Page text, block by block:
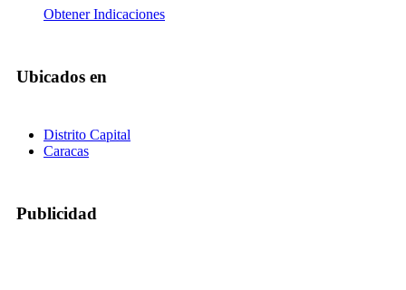
Obtener Indicaciones
Ubicados en
Distrito Capital
Caracas
Publicidad